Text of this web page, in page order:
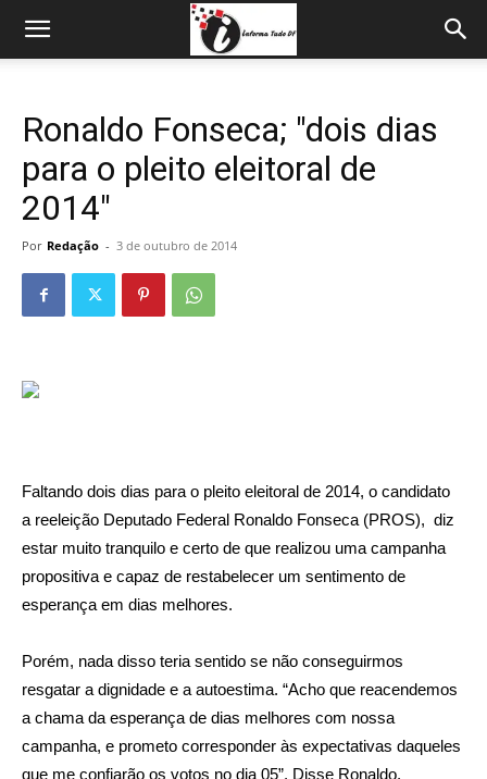
Ronaldo Fonseca; "dois dias
para o pleito eleitoral de
2014"
Por Redação - 3 de outubro de 2014
Faltando dois dias para o pleito eleitoral de 2014, o candidato
a reeleição Deputado Federal Ronaldo Fonseca (PROS), diz
estar muito tranquilo e certo de que realizou uma campanha
propositiva e capaz de restabelecer um sentimento de
esperança em dias melhores.
Porém, nada disso teria sentido se não conseguirmos
resgatar a dignidade e a autoestima. “Acho que reacendemos
a chama da esperança de dias melhores com nossa
campanha, e prometo corresponder às expectativas daqueles
que me confiarão os votos no dia 05”, Disse Ronaldo.